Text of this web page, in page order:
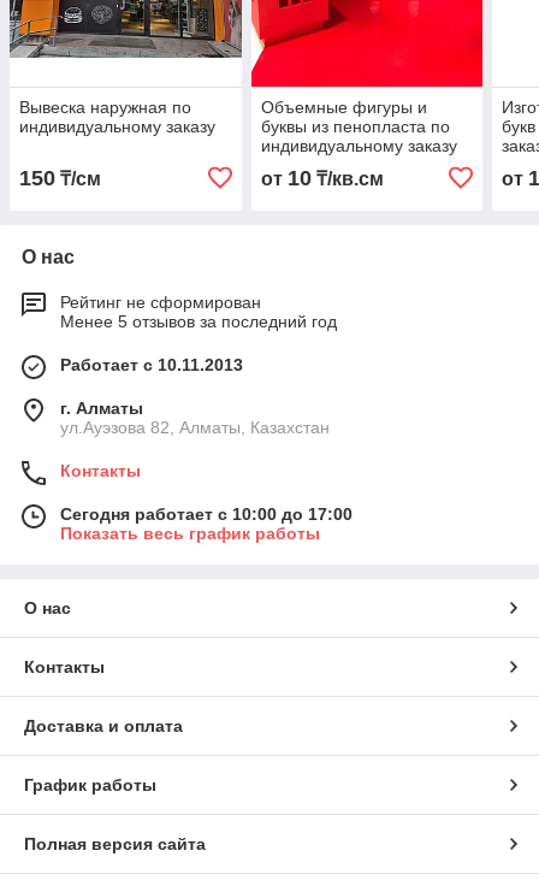
Вывеска наружная по
индивидуальному заказу
150 ₸/см
Объемные фигуры и
буквы из пенопласта по
индивидуальному заказу
от 10₸/кв.см от
О нас
Рейтинг не сформирован
Менее 5 отзывов за последний год
Работает с 10.11.2013
г. Алматы
ул.Ауэзова 82, Алматы, Казахстан
Контакты
Сегодня работает с 10:00 до 17:00
Показать весь график работы
О нас
Контакты
Доставка и оплата
График работы
Полная версия сайта